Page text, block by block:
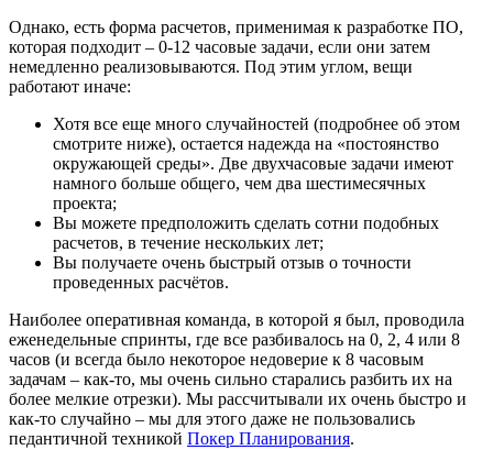
Однако, есть форма расчетов, применимая к разработке ПО,
которая подходит – 0-12 часовые задачи, если они затем
немедленно реализовываются. Под этим углом, вещи
работают иначе:
Хотя все еще много случайностей (подробнее об этом
смотрите ниже), остается надежда на «постоянство
окружающей среды». Две двухчасовые задачи имеют
намного больше общего, чем два шестимесячных
проекта;
Вы можете предположить сделать сотни подобных
расчетов, в течение нескольких лет;
Вы получаете очень быстрый отзыв о точности
проведенных расчётов.
Наиболее оперативная команда, в которой я был, проводила
еженедельные спринты, где все разбивалось на 0, 2, 4 или 8
часов (и всегда было некоторое недоверие к 8 часовым
задачам – как-то, мы очень сильно старались разбить их на
более мелкие отрезки). Мы рассчитывали их очень быстро и
как-то случайно – мы для этого даже не пользовались
педантичной техникой Покер Планирования.